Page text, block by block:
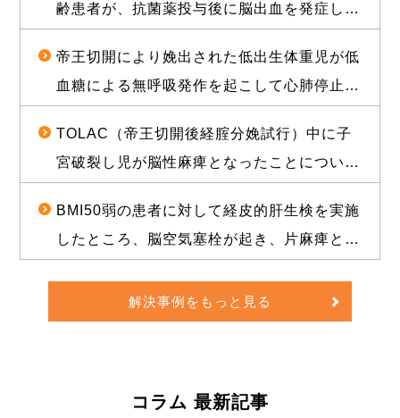
補償金既払金を含む）で訴訟上の和解が成立
した事例
齢患者が、抗菌薬投与後に脳出血を発症し常
成立し、役務提供分を含め約1億2000万円相
当の経済的利益を確保した事例
帝王切開により娩出された低出生体重児が低
血糖による無呼吸発作を起こして心肺停止に
3500万円の和解が成立した事例
TOLAC（帝王切開後経腟分娩試行）中に子
宮破裂し児が脳性麻痺となったことについ
ら、賠償金と給付金を合わせて約1億5000万
円相当の経済的利益を確保した事例
BMI50弱の患者に対して経皮的肝生検を実施
したところ、脳空気塞栓が起き、片麻痺とな
損害金や訴訟費用を合わせて約1億5000万円
の経済的利益を確保した事例
解決事例をもっと見る
コラム 最新記事